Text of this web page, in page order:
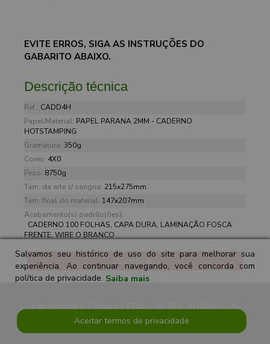
EVITE ERROS, SIGA AS INSTRUÇÕES DO
GABARITO ABAIXO.
Descrição técnica
Ref.: CADD4H
Papel/Material: PAPEL PARANA 2MM - CADERNO
HOTSTAMPING
Gramatura: 350g
Cores: 4X0
Peso: 8750g
Tam. da arte c/ sangria: 215x275mm
Tam. final do material: 147x207mm
Acabamento(s) padrão(ões):
CADERNO 100 FOLHAS, CAPA DURA, LAMINAÇÃO FOSCA
FRENTE, WIRE O BRANCO
Comprar
Zap Gráfica e Editora LTDA - 10.588.201/0001-05
Salvamos seu histórico de uso do site para melhorar sua
experiência. Ao continuar navegando, você concorda com
política de privacidade. Saiba mais
Aceitar termos de privacidade